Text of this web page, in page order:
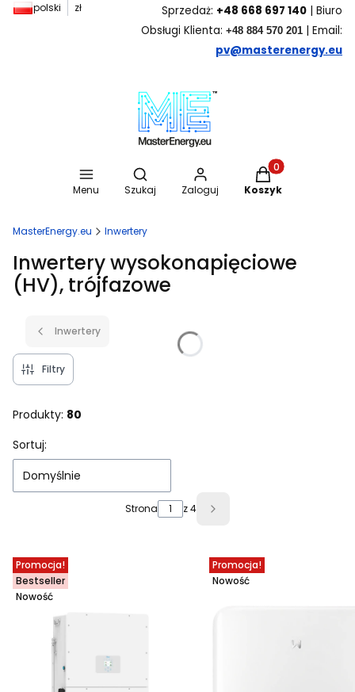
polski zł Sprzedaż: +48 668 697 140 | Biuro
Obsługi Klienta: +48 884 570 201 | Email:
pv@masterenergy.eu
Menu
Otwórz wyszukiwarkę
Szukaj Zaloguj
Produkty w
Koszyk
MasterEnergy.eu Inwertery
Inwertery wysokonapięciowe
(HV), trójfazowe
Inwertery
Filtry
Produkty: 80
Lista produktów
Sortuj:
Domyślnie
Strona z 4 Następne produkty
Promocja!
Bestseller
Nowość
Promocja!
Nowość